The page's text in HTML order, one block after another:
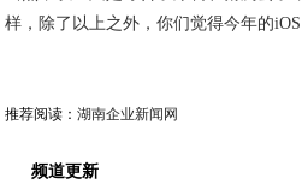
样，除了以上之外，你们觉得今年的
推荐阅读：湖南企业新闻网
频道更新